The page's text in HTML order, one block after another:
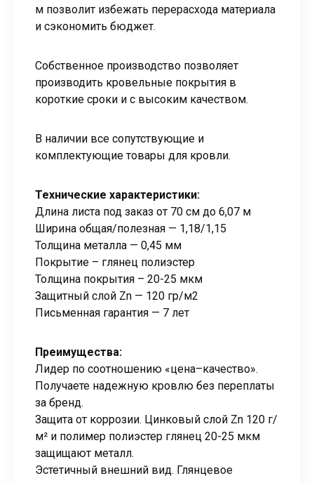
м позволит избежать перерасхода материала
и сэкономить бюджет.
Собственное производство позволяет
производить кровельные покрытия в
короткие сроки и с высоким качеством.
В наличии все сопутствующие и
комплектующие товары для кровли.
Технические характеристики:
Длина листа под заказ от 70 см до 6,07 м
Ширина общая/полезная — 1,18/1,15
Толщина металла — 0,45 мм
Покрытие – глянец полиэстер
Толщина покрытия – 20-25 мкм
Защитный слой Zn — 120 гр/м2
Письменная гарантия — 7 лет
Преимущества:
Лидер по соотношению «цена–качество».
Получаете надежную кровлю без переплаты
за бренд.
Защита от коррозии. Цинковый слой Zn 120 г/
м² и полимер полиэстер глянец 20-25 мкм
защищают металл.
Эстетичный внешний вид. Глянцевое